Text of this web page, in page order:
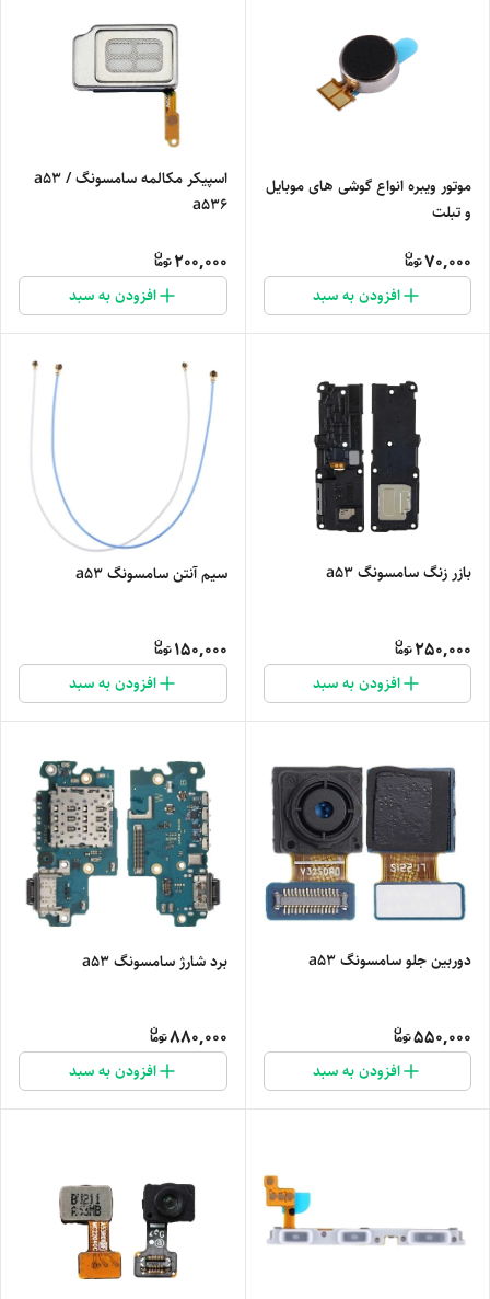
موتور ویبره انواع گوشی های موبایل
و تبلت
70,000
افزودن به سبد
اسپیکر مکالمه سامسونگ a53 /
a536
200,000
افزودن به سبد
بازر زنگ سامسونگ a53
250,000
افزودن به سبد
سیم آنتن سامسونگ a53
150,000
افزودن به سبد
دوربین جلو سامسونگ a53
550,000
افزودن به سبد
برد شارژ سامسونگ a53
880,000
افزودن به سبد